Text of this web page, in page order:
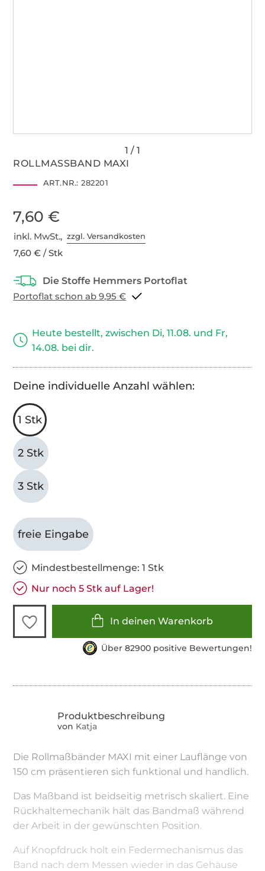
ROLLMASSBAND MAXI
ART.NR.: 282201
7,60 €
inkl. MwSt.,zzgl. Versandkosten
7,60 € / Stk
Portoflat schon ab 9,95 €
Heute bestellt, zwischen Di, 11.08. und Fr,
14.08. bei dir.
Deine individuelle Anzahl wählen:
1 Stk
2 Stk
3 Stk
freie Eingabe
Mindestbestellmenge: 1 Stk
Nur noch 5 Stk auf Lager!
In deinen Warenkorb
Über 82900 positive Bewertungen!
von Katja
Die Rollmaßbänder MAXI mit einer Lauflänge von
150 cm präsentieren sich funktional und handlich.
Das Maßband ist beidseitig metrisch skaliert. Eine
Rückhaltemechanik hält das Bandmaß während
der Arbeit in der gewünschten Position.
Auf Knopfdruck holt ein Federmechanismus das
Band nach dem Messen wieder in das Gehäuse